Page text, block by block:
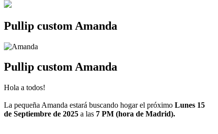
Pullip custom Amanda
Pullip custom Amanda
Hola a todos!
La pequeña Amanda estará buscando hogar el próximo Lunes 15
de Septiembre de 2025 a las 7 PM (hora de Madrid).